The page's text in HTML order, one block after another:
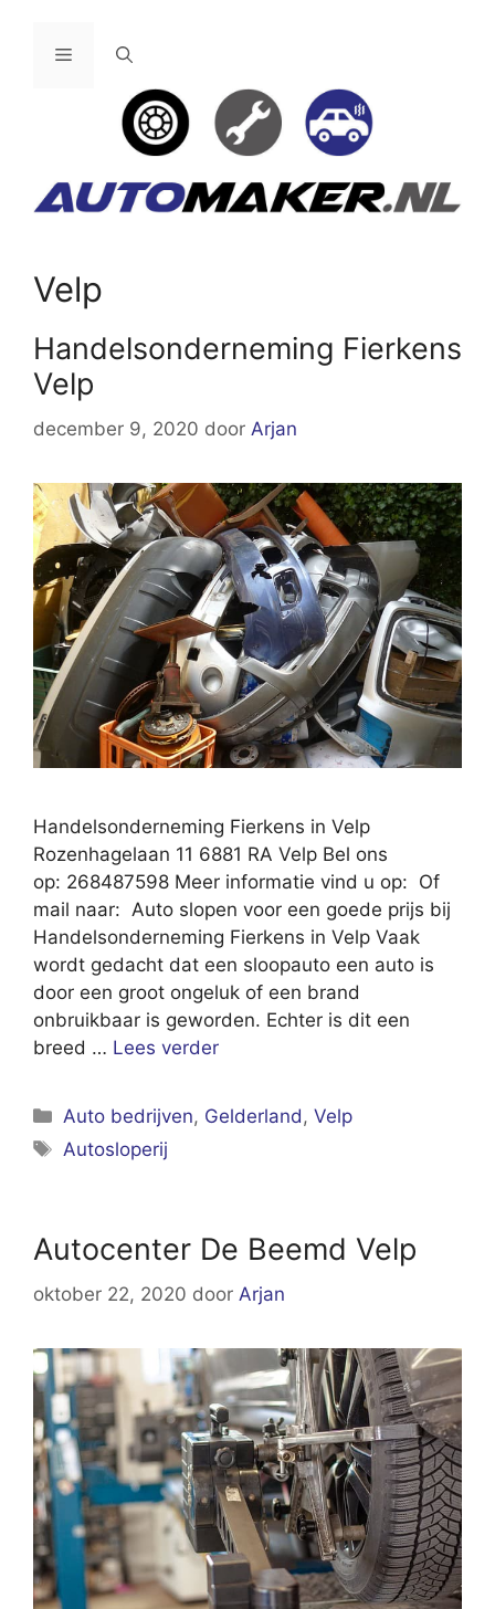
Menu
Velp
Handelsonderneming Fierkens
Velp
december 9, 2020 door Arjan
Handelsonderneming Fierkens in Velp
Rozenhagelaan 11 6881 RA Velp Bel ons
op: 268487598 Meer informatie vind u op: Of
mail naar: Auto slopen voor een goede prijs bij
Handelsonderneming Fierkens in Velp Vaak
wordt gedacht dat een sloopauto een auto is
door een groot ongeluk of een brand
onbruikbaar is geworden. Echter is dit een
breed … Lees verder
Categorieën
Auto bedrijven, Gelderland,Velp
Tags
Autosloperij
Autocenter De Beemd Velp
oktober 22, 2020 door Arjan